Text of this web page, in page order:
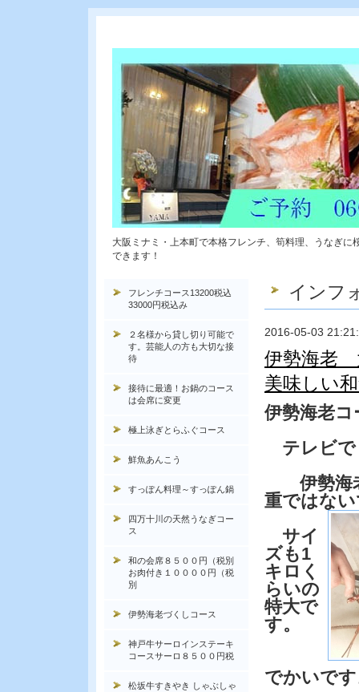
大阪ミナミ・上本町で本格フレンチ、筍料理、うなぎ
できます！
インフ
2016-05-03
伊勢海老
美味しい
伊勢海老
テレビで
伊勢海
重ではな
サイ
ズも1
キロく
らいの
特大で
す。
でかいで
フレンチコース13200税込
33000円税込み
２名様から貸し切り可能で
す。芸能人の方も大切な接
待
接待に最適！お鍋のコース
は会席に変更
極上泳ぎとらふぐコース
鮮魚あんこう
すっぽん料理～すっぽん鍋
四万十川の天然うなぎコー
ス
和の会席８５００円（税別
お肉付き１００００円（税
別
伊勢海老づくしコース
神戸牛サーロインステーキ
コースサーロ８５００円税
松坂牛すきやき しゃぶしゃ